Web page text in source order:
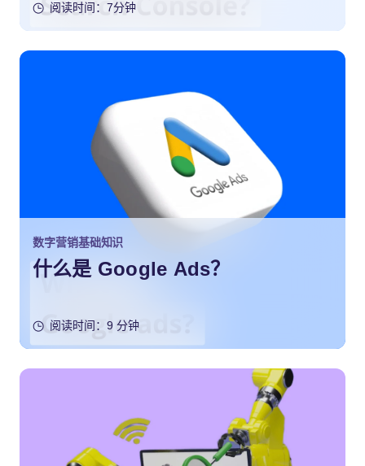
阅读时间：7分钟
数字营销基础知识
什么是 Google Ads？
阅读时间：9 分钟